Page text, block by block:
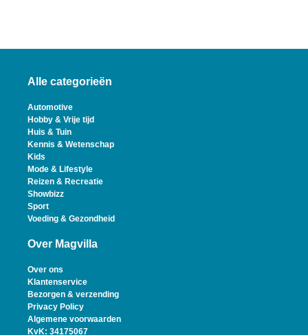
Alle categorieën
Automotive
Hobby & Vrije tijd
Huis & Tuin
Kennis & Wetenschap
Kids
Mode & Lifestyle
Reizen & Recreatie
Showbizz
Sport
Voeding & Gezondheid
Over Magvilla
Over ons
Klantenservice
Bezorgen & verzending
Privacy Policy
Algemene voorwaarden
KvK: 34175067